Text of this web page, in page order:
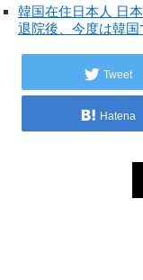
韓国在住日本人 日
退院後、今度は韓国
Tweet
Hatena